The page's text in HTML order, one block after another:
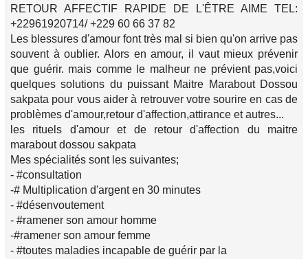
RETOUR AFFECTIF RAPIDE DE L'ÊTRE AIME TEL:
+22961920714/ +229 60 66 37 82
Les blessures d'amour font très mal si bien qu'on arrive pas
souvent à oublier. Alors en amour, il vaut mieux prévenir
que guérir. mais comme le malheur ne prévient pas,voici
quelques solutions du puissant Maitre Marabout Dossou
sakpata pour vous aider à retrouver votre sourire en cas de
problèmes d'amour,retour d'affection,attirance et autres...
les rituels d'amour et de retour d'affection du maitre
marabout dossou sakpata
Mes spécialités sont les suivantes;
- #consultation
-# Multiplication d'argent en 30 minutes
- #désenvoutement
- #ramener son amour homme
-#ramener son amour femme
- #toutes maladies incapable de guérir par la